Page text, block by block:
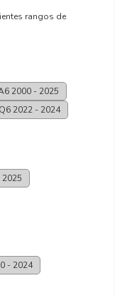
rangos de
2000 - 2025
Q6 2022 - 2024
2025
- 2024